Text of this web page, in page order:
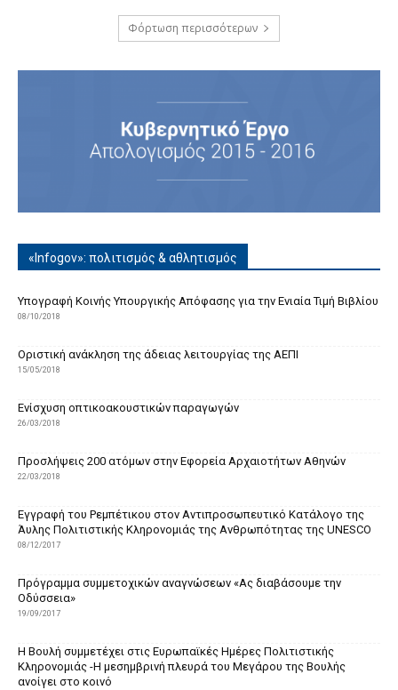
Φόρτωση περισσότερων
«Infogov»: πολιτισμός & αθλητισμός
Υπογραφή Κοινής Υπουργικής Απόφασης για την Ενιαία Τιμή Βιβλίου
08/10/2018
Οριστική ανάκληση της άδειας λειτουργίας της ΑΕΠΙ
15/05/2018
Ενίσχυση οπτικοακουστικών παραγωγών
26/03/2018
Προσλήψεις 200 ατόμων στην Εφορεία Αρχαιοτήτων Αθηνών
22/03/2018
Εγγραφή του Ρεμπέτικου στον Αντιπροσωπευτικό Κατάλογο της
Άυλης Πολιτιστικής Κληρονομιάς της Ανθρωπότητας της UNESCO
08/12/2017
Πρόγραμμα συμμετοχικών αναγνώσεων «Ας διαβάσουμε την
Οδύσσεια»
19/09/2017
Η Βουλή συμμετέχει στις Ευρωπαϊκές Ημέρες Πολιτιστικής
Κληρονομιάς -Η μεσημβρινή πλευρά του Μεγάρου της Βουλής
ανοίγει στο κοινό